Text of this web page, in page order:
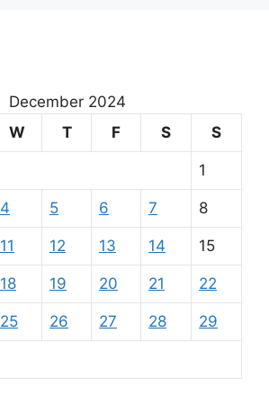
December 2024
W T F S S
1
4 5 6 7 8
11 12 13 14 15
18 19 20 21 22
25 26 27 28 29